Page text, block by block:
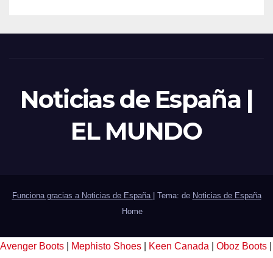
Noticias de España |
EL MUNDO
Funciona gracias a Noticias de España | Tema: de Noticias de España
Home
Avenger Boots Mephisto Shoes Keen Canada Oboz Boots